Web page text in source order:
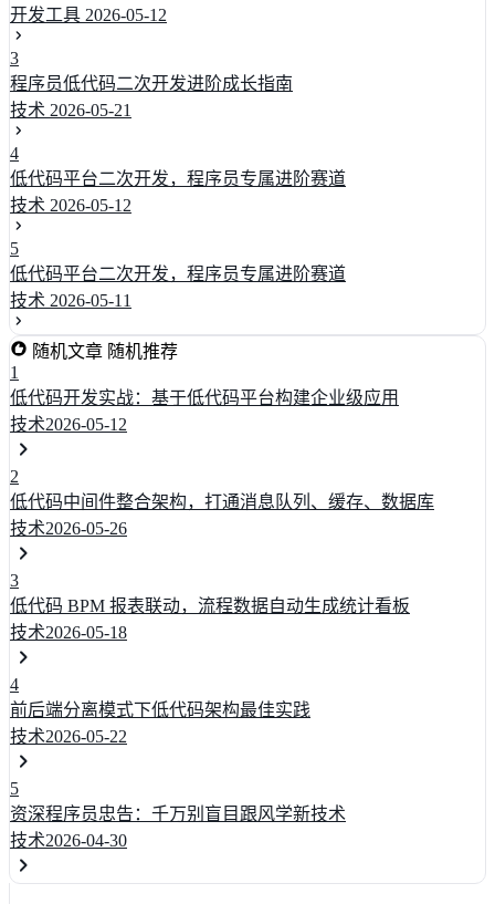
开发工具 2026-05-12
3
程序员低代码二次开发进阶成长指南
技术 2026-05-21
4
低代码平台二次开发，程序员专属进阶赛道
技术 2026-05-12
5
低代码平台二次开发，程序员专属进阶赛道
技术 2026-05-11
随机文章 随机推荐
1
低代码开发实战：基于低代码平台构建企业级应用
技术2026-05-12
2
低代码中间件整合架构，打通消息队列、缓存、数据库
技术2026-05-26
3
低代码 BPM 报表联动，流程数据自动生成统计看板
技术2026-05-18
4
前后端分离模式下低代码架构最佳实践
技术2026-05-22
5
资深程序员忠告：千万别盲目跟风学新技术
技术2026-04-30